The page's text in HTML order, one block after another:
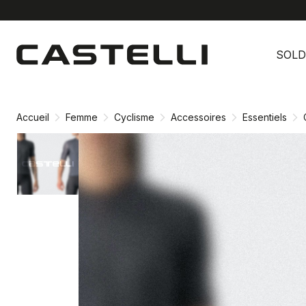
contenu
Accueil Femme Cyclisme Accessoires Essentiels